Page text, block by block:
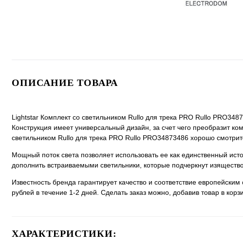
ОПИСАНИЕ ТОВАРА
Lightstar Комплект со светильником Rullo для трека PRO Rullo
Конструкция имеет универсальный дизайн, за счет чего преобразит
светильником Rullo для трека PRO Rullo PRO34873486 хорошо
Мощный поток света позволяет использовать ее как единственный
дополнить встраиваемыми светильники, которые подчеркнут
Известность бренда гарантирует качество и соответствие
рублей в течение 1-2 дней. Сделать заказ можно, добавив товар в
ХАРАКТЕРИСТИКИ: